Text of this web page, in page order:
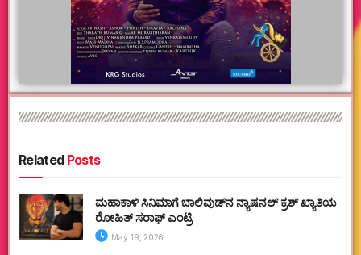
RelatedPosts
ಮಹಾಕಾಳಿ ಸಿನಿಮಾಗೆ ಬಾಲಿವುಡ್‌ನ ನ್ಯಾಷನಲ್ ಕ್ರಶ್ ಖ್ಯಾತಿಯ
ರೋಹಿತ್ ಸರಾಫ್ ಎಂಟ್ರಿ
May 19, 2026